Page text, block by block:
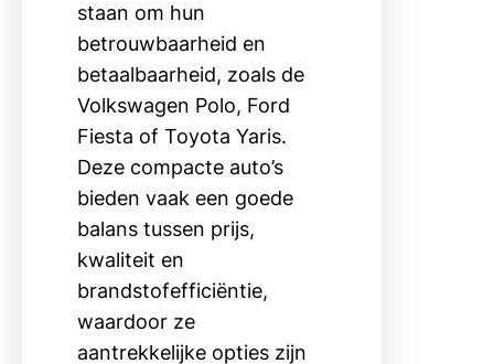
staan om hun
betrouwbaarheid en
betaalbaarheid, zoals de
Volkswagen Polo, Ford
Fiesta of Toyota Yaris.
Deze compacte auto’s
bieden vaak een goede
balans tussen prijs,
kwaliteit en
brandstofefficiëntie,
waardoor ze
aantrekkelijke opties zijn